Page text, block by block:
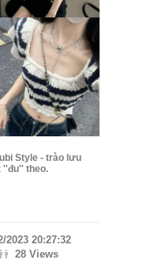
Style - trào lưu
''đu'' theo.
2023 20:27:32
28 Views